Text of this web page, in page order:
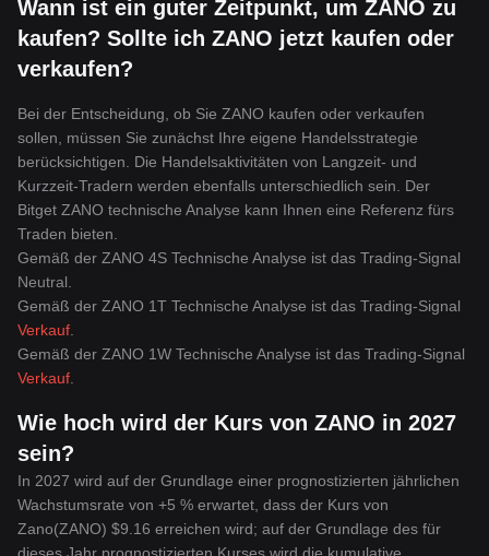
Wann ist ein guter Zeitpunkt, um ZANO zu
kaufen? Sollte ich ZANO jetzt kaufen oder
verkaufen?
Bei der Entscheidung, ob Sie ZANO kaufen oder verkaufen
sollen, müssen Sie zunächst Ihre eigene Handelsstrategie
berücksichtigen. Die Handelsaktivitäten von Langzeit- und
Kurzzeit-Tradern werden ebenfalls unterschiedlich sein. Der
Bitget ZANO technische Analyse kann Ihnen eine Referenz fürs
Traden bieten.
Gemäß der ZANO 4S Technische Analyse ist das Trading-Signal
Neutral
Gemäß der ZANO 1T Technische Analyse ist das Trading-Signal
Verkauf
Gemäß der ZANO 1W Technische Analyse ist das Trading-Signal
Verkauf
Wie hoch wird der Kurs von ZANO in 2027
sein?
In 2027 wird auf der Grundlage einer prognostizierten jährlichen
Wachstumsrate von +5 % erwartet, dass der Kurs von
Zano(ZANO) $9.16 erreichen wird; auf der Grundlage des für